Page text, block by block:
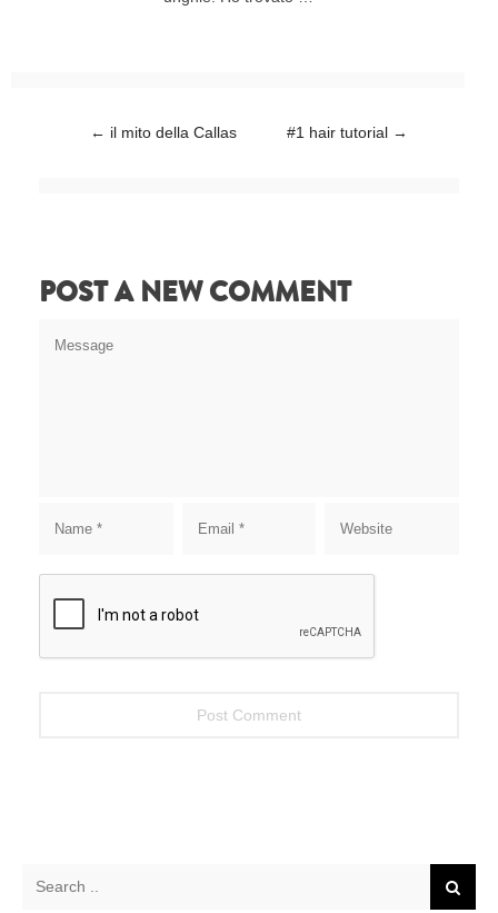
Post navigation
← il mito della Callas #1 hair tutorial →
POST A NEW COMMENT